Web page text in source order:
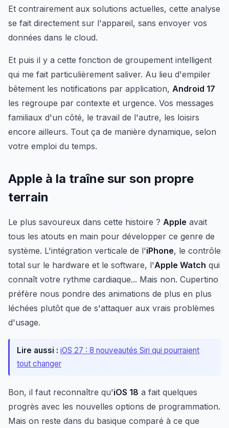
Et contrairement aux solutions actuelles, cette analyse
se fait directement sur l'appareil, sans envoyer vos
données dans le cloud.
Et puis il y a cette fonction de groupement intelligent
qui me fait particulièrement saliver. Au lieu d'empiler
bêtement les notifications par application, Android 17
les regroupe par contexte et urgence. Vos messages
familiaux d'un côté, le travail de l'autre, les loisirs
encore ailleurs. Tout ça de manière dynamique, selon
votre emploi du temps.
Apple à la traîne sur son propre
terrain
Le plus savoureux dans cette histoire ? Apple avait
tous les atouts en main pour développer ce genre de
système. L'intégration verticale de l'iPhone, le contrôle
total sur le hardware et le software, l'Apple Watch qui
connaît votre rythme cardiaque... Mais non. Cupertino
préfère nous pondre des animations de plus en plus
léchées plutôt que de s'attaquer aux vrais problèmes
d'usage.
Lire aussi : iOS 27 : 8 nouveautés Siri qui pourraient
tout changer
Bon, il faut reconnaître qu'iOS 18 a fait quelques
progrès avec les nouvelles options de programmation.
Mais on reste dans du basique comparé à ce que